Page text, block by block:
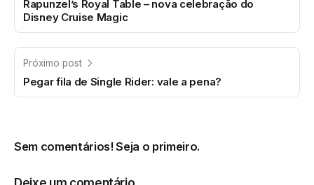
Rapunzel’s Royal Table – nova celebração do
Disney Cruise Magic
Próximo post
Pegar fila de Single Rider: vale a pena?
Sem comentários! Seja o primeiro.